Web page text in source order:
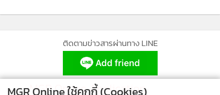
ติดตามข่าวสารผ่านทาง LINE
MGR Online Application
MGR Online ใช้คุกกี้ (Cookies)